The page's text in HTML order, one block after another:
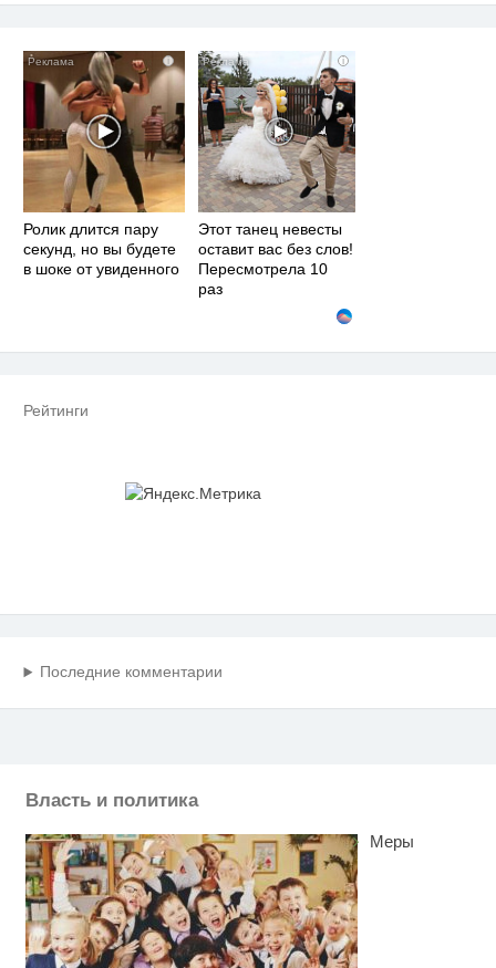
i
Ролик длится пару
секунд, но вы будете
в шоке от увиденного
i
Этот танец невесты
оставит вас без слов!
Пересмотрела 10
раз
Рейтинги
Последние комментарии
Власть и политика
Меры